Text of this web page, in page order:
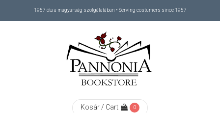
1957 óta a magyarság szolgálatában • Serving costumers since 1957
Kosár / Cart 0